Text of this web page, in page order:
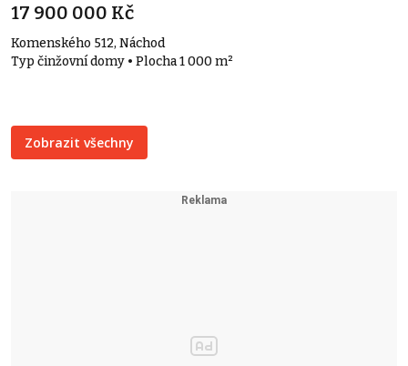
17 900 000 Kč
Komenského 512, Náchod
Typ činžovní domy • Plocha 1 000 m²
Zobrazit všechny